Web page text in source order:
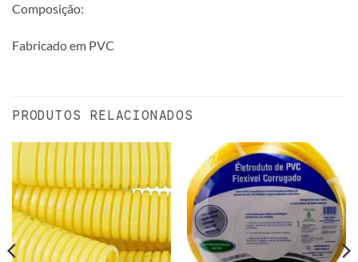
Composição:
Fabricado em PVC
PRODUTOS RELACIONADOS